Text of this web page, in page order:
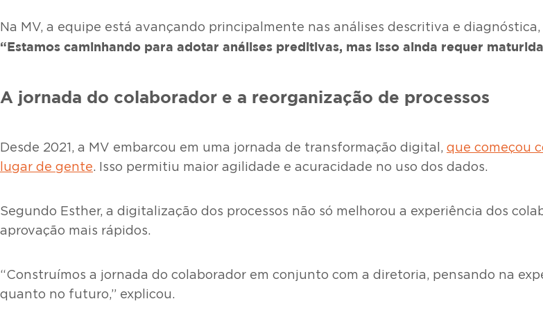
Na MV, a equipe está avançando principalmente nas análises descritiva e
“Estamos caminhando para adotar análises preditivas, mas isso ainda requer
A jornada do colaborador e a reorganização de processos
Desde 2021, a MV embarcou em uma jornada de transformação digital, que começou
lugar de gente. Isso permitiu maior agilidade e acuracidade no uso dos dados.
Segundo Esther, a digitalização dos processos não só melhorou a experiência dos
aprovação mais rápidos.
“Construímos a jornada do colaborador em conjunto com a diretoria, pensando na
quanto no futuro,” explicou.